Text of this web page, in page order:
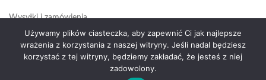
Wysyłki i zamówienia
Jak założyć konto
Używamy plików ciasteczka, aby zapewnić Ci jak najlepsze
wrażenia z korzystania z naszej witryny. Jeśli nadal będziesz
korzystać z tej witryny, będziemy zakładać, że jesteś z niej
zadowolony.